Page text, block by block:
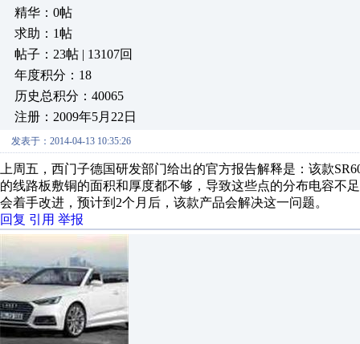
精华：0帖
求助：1帖
帖子：23帖 | 13107回
年度积分：18
历史总积分：40065
注册：2009年5月22日
发表于：2014-04-13 10:35:26
上周五，西门子德国研发部门给出的官方报告解释是：该款
的线路板敷铜的面积和厚度都不够，导致这些点的分布电容不
会着手改进，预计到2个月后，该款产品会解决这一问题。
回复 引用 举报